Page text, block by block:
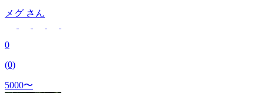
メグ さん
0
(0)
5000〜